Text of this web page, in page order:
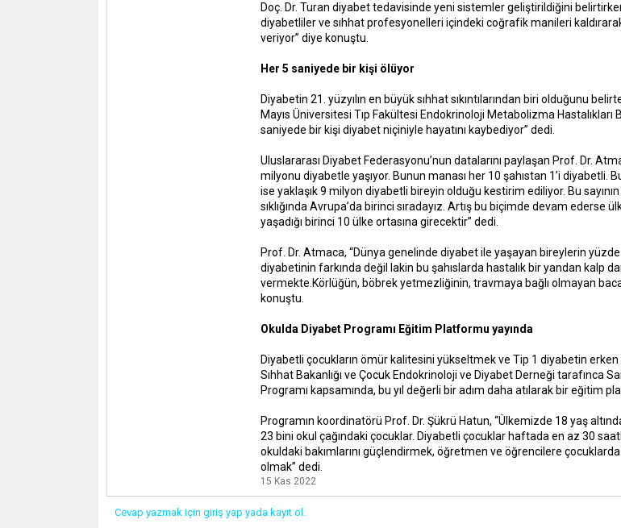
Doç. Dr. Turan diyabet tedavisinde yeni sistemler geliştirildiğini
diyabetliler ve sıhhat profesyonelleri içindeki coğrafik manileri
veriyor” diye konuştu.
Her 5 saniyede bir kişi ölüyor
Diyabetin 21. yüzyılın en büyük sıhhat sıkıntılarından biri olduğunu
Mayıs Üniversitesi Tıp Fakültesi Endokrinoloji Metabolizma
saniyede bir kişi diyabet niçiniyle hayatını kaybediyor” dedi.
Uluslararası Diyabet Federasyonu’nun datalarını paylaşan Prof. Dr.
milyonu diyabetle yaşıyor. Bunun manası her 10 şahıstan 1’i diyabetli.
ise yaklaşık 9 milyon diyabetli bireyin olduğu kestirim ediliyor. Bu
sıklığında Avrupa’da birinci sıradayız. Artış bu biçimde devam
yaşadığı birinci 10 ülke ortasına girecektir” dedi.
Prof. Dr. Atmaca, “Dünya genelinde diyabet ile yaşayan bireylerin
diyabetinin farkında değil lakin bu şahıslarda hastalık bir yandan kalp
vermekte.Körlüğün, böbrek yetmezliğinin, travmaya bağlı olmayan
konuştu.
Okulda Diyabet Programı Eğitim Platformu yayında
Diyabetli çocukların ömür kalitesini yükseltmek ve Tip 1 diyabetin
Sıhhat Bakanlığı ve Çocuk Endokrinoloji ve Diyabet Derneği tarafınca
Programı kapsamında, bu yıl değerli bir adım daha atılarak bir eğitim
Programın koordinatörü Prof. Dr. Şükrü Hatun, “Ülkemizde 18 yaş
23 bini okul çağındaki çocuklar. Diyabetli çocuklar haftada en az 30
okuldaki bakımlarını güçlendirmek, öğretmen ve öğrencilere
olmak” dedi.
15 Kas 2022
Cevap yazmak için giriş yap yada kayıt ol.